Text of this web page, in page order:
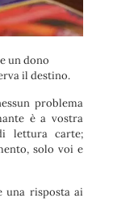
un dono
il destino.
problema
è a vostra
lettura carte;
solo voi e
una risposta ai